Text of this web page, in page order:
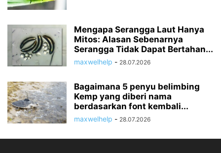
Mengapa Serangga Laut Hanya
Mitos: Alasan Sebenarnya
Serangga Tidak Dapat Bertahan...
maxwelhelp - 28.07.2026
Bagaimana 5 penyu belimbing
Kemp yang diberi nama
berdasarkan font kembali...
maxwelhelp - 28.07.2026